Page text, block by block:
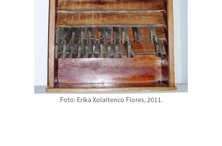
Foto: Erika Xolaltenco Flores, 2011.